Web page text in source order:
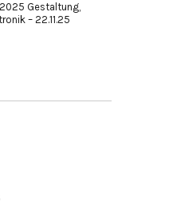
Gestaltung,
– 22.11.25